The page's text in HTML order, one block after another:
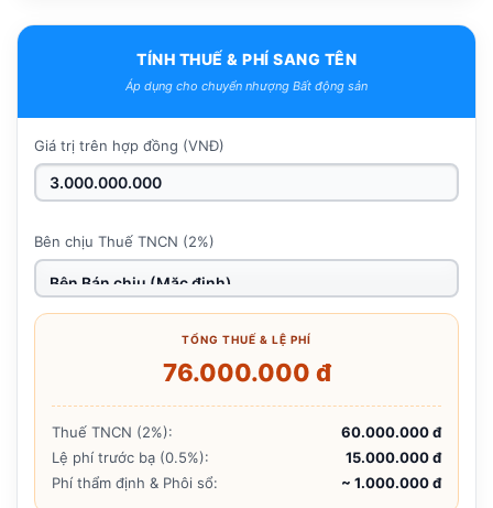
TÍNH THUẾ & PHÍ SANG TÊN
Áp dụng cho chuyển nhượng Bất động sản
Giá trị trên hợp đồng (VNĐ)
Bên chịu Thuế TNCN (2%)
TỔNG THUẾ & LỆ PHÍ
76.000.000 đ
Thuế TNCN (2%):
60.000.000 đ
Lệ phí trước bạ (0.5%):
15.000.000 đ
Phí thẩm định & Phôi sổ:
~ 1.000.000 đ